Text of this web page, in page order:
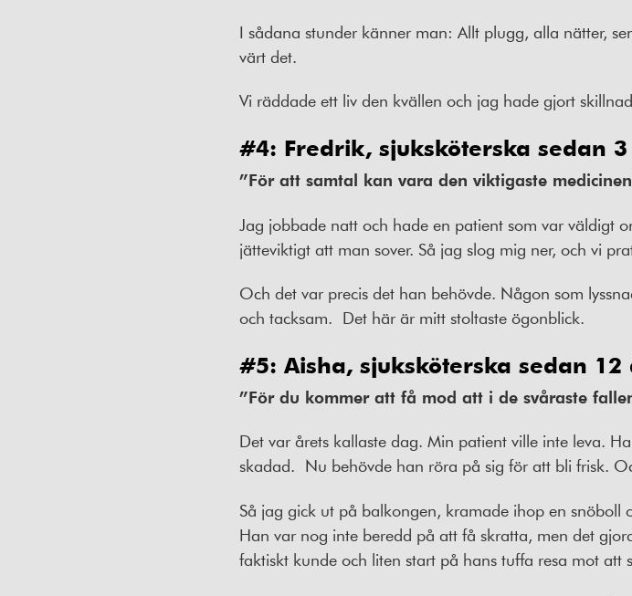
I sådana stunder känner man: Allt plugg, alla nätter,
värt det.
Vi räddade ett liv den kvällen och jag hade gjort
#4: Fredrik, sjuksköterska sedan
”För att samtal kan vara den viktigaste
Jag jobbade natt och hade en patient som var väldigt
jätteviktigt att man sover. Så jag slog mig ner, och vi
Och det var precis det han behövde. Någon som
och tacksam. Det här är mitt stoltaste ögonblick.
#5: Aisha, sjuksköterska sedan 12
”För du kommer att få mod att i de svåraste
Det var årets kallaste dag. Min patient ville inte leva.
skadad. Nu behövde han röra på sig för att bli frisk.
Så jag gick ut på balkongen, kramade ihop en snöboll
Han var nog inte beredd på att få skratta, men det
faktiskt kunde och liten start på hans tuffa resa mot att